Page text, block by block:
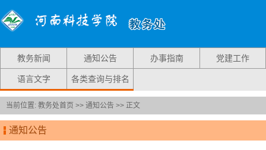
教务新闻 通知公告 办事指南 党建工作
语言文字 各类查询与排名
当前位置: 教务处首页 >> 通知公告 >> 正文
通知公告